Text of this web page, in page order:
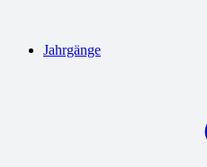
Jahrgänge